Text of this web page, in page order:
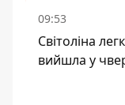
09:53
Світоліна
вийшла у